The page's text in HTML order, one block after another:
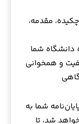
مقدمه،
دانشگاه شما
و همخوانی
شما به
شد، تا